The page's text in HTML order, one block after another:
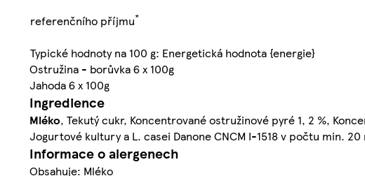
referenčního příjmu*
Typické hodnoty na 100 g: Energetická hodnota {energie}
Ostružina - borůvka 6 x 100g
Jahoda 6 x 100g
Ingredience
Mléko, Tekutý cukr, Koncentrované ostružinové pyré 1, 2 %,
Jogurtové kultury a L. casei Danone CNCM I-1518 v počtu min. 20
Informace o alergenech
Obsahuje: Mléko